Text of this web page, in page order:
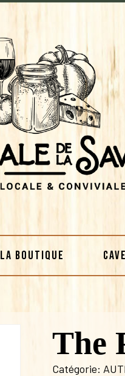
LA BOUTIQUE
The
Catégorie: